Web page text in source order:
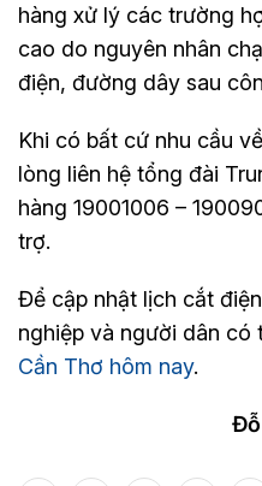
hàng xử lý các trường
cao do nguyên nhân
điện, đường dây sau
Khi có bất cứ nhu cầu
lòng liên hệ tổng đài
hàng 19001006 –
trợ.
Để cập nhật lịch cắt
nghiệp và người dân có
Cần Thơ hôm nay.